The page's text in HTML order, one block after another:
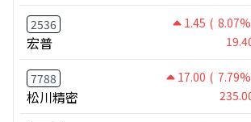
2536 1.45 (
宏普
7788 17.00 (
松川精密